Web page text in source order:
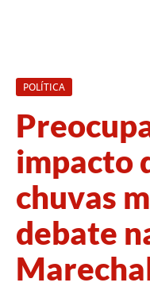
POLÍTICA
impacto
chuvas
debate